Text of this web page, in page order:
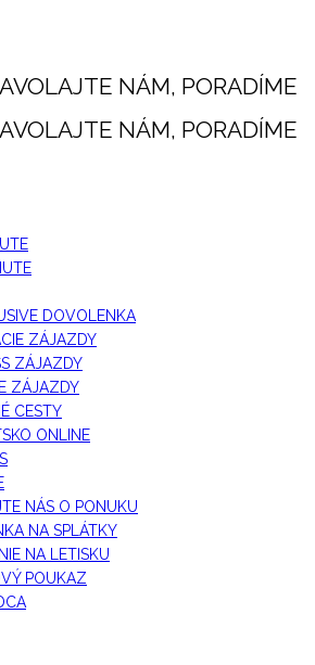
NÁM, PORADÍME
NÁM, PORADÍME
DOVOLENKA
ZÁJAZDY
ZÁJAZDY
ZÁJAZDY
CESTY
ONLINE
NÁS O PONUKU
NA SPLÁTKY
NA LETISKU
POUKAZ